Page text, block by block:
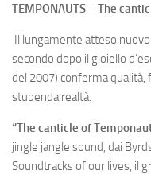
TEMPONAUTS – The
Il lungamente atteso
secondo dopo il gioiello
del 2007) conferma qualità,
stupenda realtà.
“The canticle of
jingle jangle sound, dai
Soundtracks of our lives, il